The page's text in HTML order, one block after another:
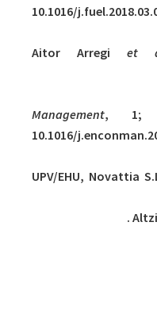
10.1016/
Aitor Arregi et
Management, 1;
10.1016/
UPV/EHU, Novattia
.